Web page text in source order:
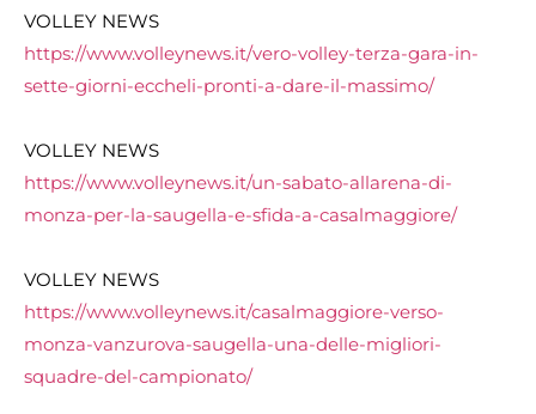
VOLLEY NEWS
https://www.volleynews.it/vero-volley-terza-gara-in-
sette-giorni-eccheli-pronti-a-dare-il-massimo/
VOLLEY NEWS
https://www.volleynews.it/un-sabato-allarena-di-
monza-per-la-saugella-e-sfida-a-casalmaggiore/
VOLLEY NEWS
https://www.volleynews.it/casalmaggiore-verso-
monza-vanzurova-saugella-una-delle-migliori-
squadre-del-campionato/